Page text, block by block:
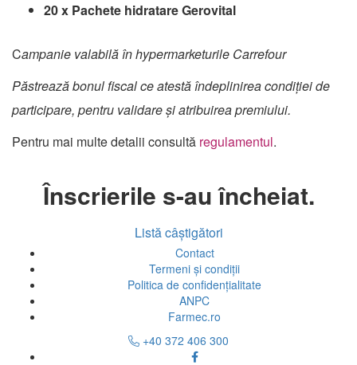
20 x Pachete hidratare Gerovital
Campanie valabilă în hypermarketurile Carrefour
Păstrează bonul fiscal ce atestă îndeplinirea condiției de
participare, pentru validare și atribuirea premiului.
Pentru mai multe detalii consultă regulamentul.
Înscrierile s-au încheiat.
Listă câștigători
Contact
Termeni și condiții
Politica de confidențialitate
ANPC
Farmec.ro
+40 372 406 300